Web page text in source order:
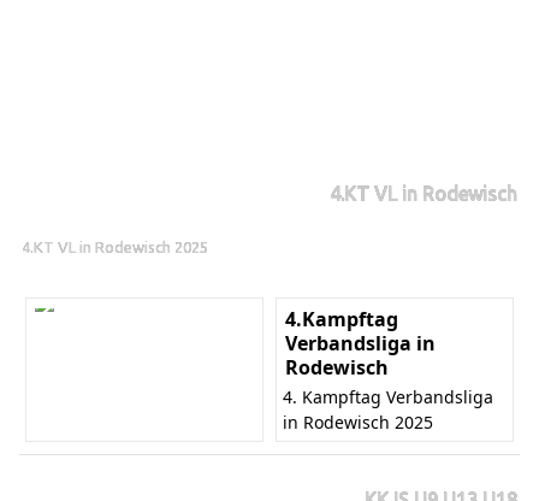
4.KT VL in Rodewisch
4.KT VL in Rodewisch 2025
4.Kampftag
Verbandsliga in
Rodewisch
4. Kampftag Verbandsliga
in Rodewisch 2025